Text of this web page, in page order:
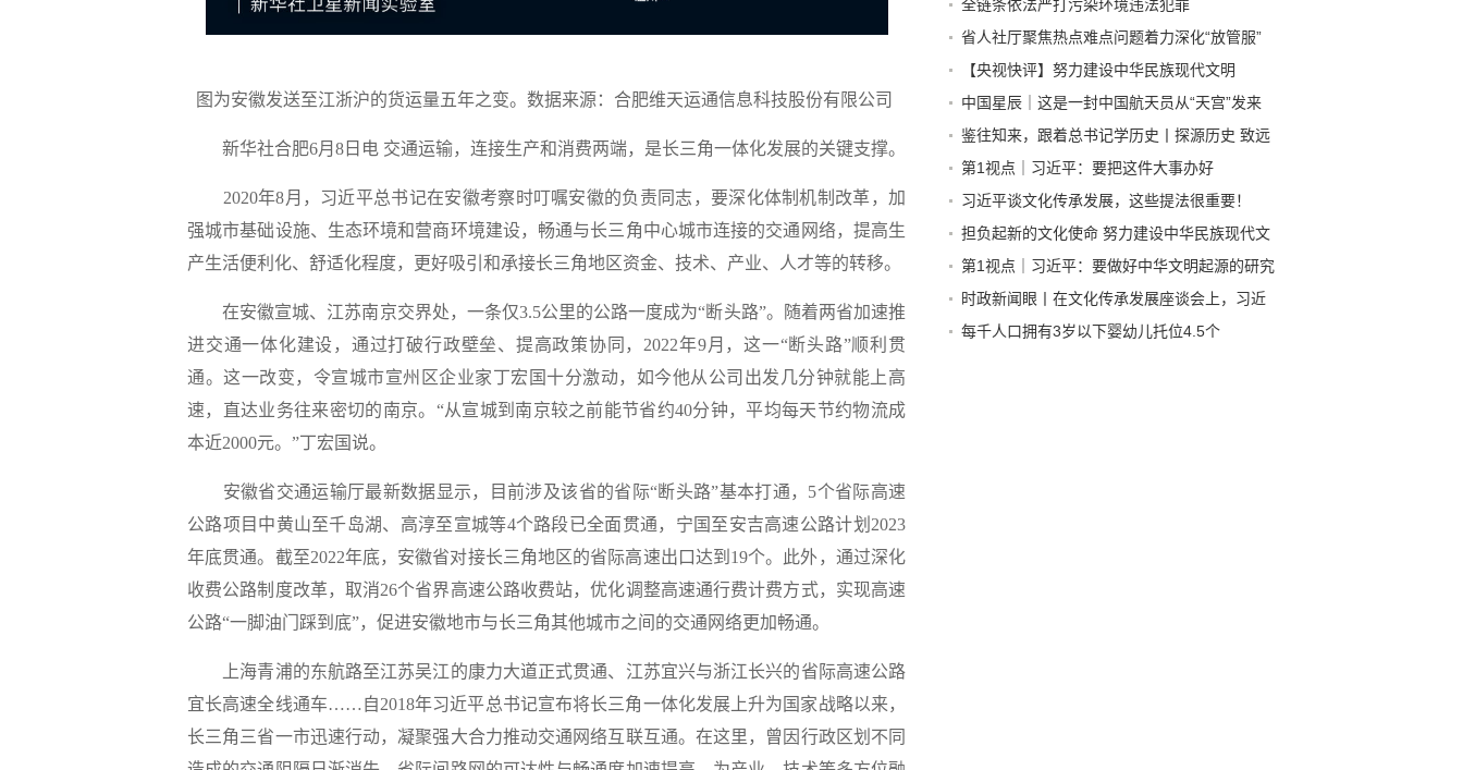
图为安徽发送至江浙沪的货运量五年之变。数据来源：合肥维天运通信息科技股份有限公司
新华社合肥6月8日电 交通运输，连接生产和消费两端，是长三角一体化发展的关键支撑。
2020年8月，习近平总书记在安徽考察时叮嘱安徽的负责同志，要深化体制机制改革，加
强城市基础设施、生态环境和营商环境建设，畅通与长三角中心城市连接的交通网络，提高生
产生活便利化、舒适化程度，更好吸引和承接长三角地区资金、技术、产业、人才等的转移。
在安徽宣城、江苏南京交界处，一条仅3.5公里的公路一度成为“断头路”。随着两省加速推
进交通一体化建设，通过打破行政壁垒、提高政策协同，2022年9月，这一“断头路”顺利贯
通。这一改变，令宣城市宣州区企业家丁宏国十分激动，如今他从公司出发几分钟就能上高
速，直达业务往来密切的南京。“从宣城到南京较之前能节省约40分钟，平均每天节约物流成
本近2000元。”丁宏国说。
安徽省交通运输厅最新数据显示，目前涉及该省的省际“断头路”基本打通，5个省际高速
公路项目中黄山至千岛湖、高淳至宣城等4个路段已全面贯通，宁国至安吉高速公路计划2023
年底贯通。截至2022年底，安徽省对接长三角地区的省际高速出口达到19个。此外，通过深化
收费公路制度改革，取消26个省界高速公路收费站，优化调整高速通行费计费方式，实现高速
公路“一脚油门踩到底”，促进安徽地市与长三角其他城市之间的交通网络更加畅通。
上海青浦的东航路至江苏吴江的康力大道正式贯通、江苏宜兴与浙江长兴的省际高速公路
宜长高速全线通车……自2018年习近平总书记宣布将长三角一体化发展上升为国家战略以来，
长三角三省一市迅速行动，凝聚强大合力推动交通网络互联互通。在这里，曾因行政区划不同
全链条依法严打污染环境违法犯罪
省人社厅聚焦热点难点问题着力深化“放管服”
改革
【央视快评】努力建设中华民族现代文明
中国星辰｜这是一封中国航天员从“天宫”发来
的回信
鉴往知来，跟着总书记学历史丨探源历史 致远
未来
第1视点｜习近平：要把这件大事办好
习近平谈文化传承发展，这些提法很重要！
担负起新的文化使命 努力建设中华民族现代文
明
第1视点｜习近平：要做好中华文明起源的研究
和阐释
时政新闻眼丨在文化传承发展座谈会上，习近
平谈到一个重大课题
每千人口拥有3岁以下婴幼儿托位4.5个